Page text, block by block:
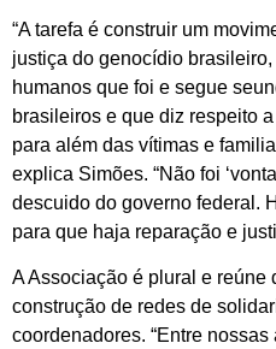
“A tarefa é construir um
justiça do genocídio
humanos que foi e segue
brasileiros e que diz respeito
para além das vítimas e
explica Simões. “Não foi
descuido do governo federal.
para que haja reparação e
A Associação é plural e reúne
construção de redes de
coordenadores. “Entre